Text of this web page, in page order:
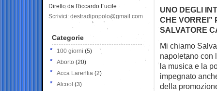
UNO DEGLI
CHE VORREI”
SALVATORE
Mi chiamo
napoletano con
la musica e la
impegnato
della
Diretto da Riccardo Fucile
Scrivici: destradipopolo@gmail.com
Categorie
100 giorni (5)
Aborto (20)
Acca Larentia (2)
Alcool (3)